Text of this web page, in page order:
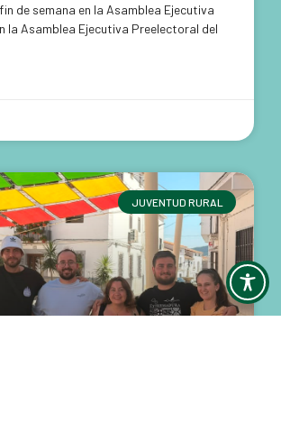
de semana en la Asamblea Ejecutiva
la Asamblea Ejecutiva Preelectoral del
JUVENTUD RURAL